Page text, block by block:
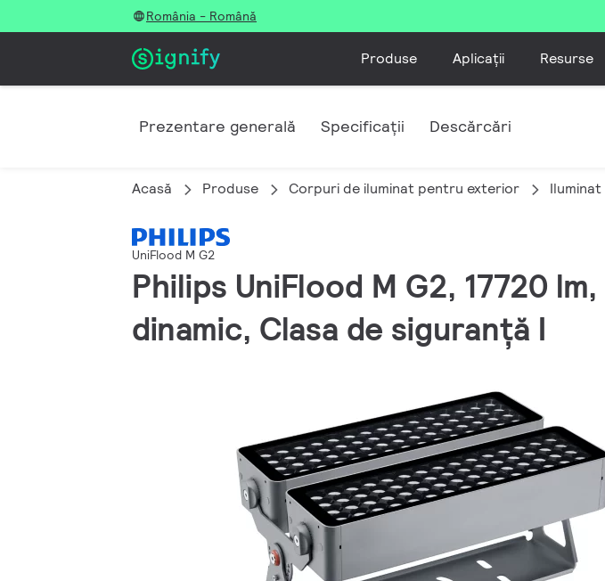
România - Română
Produse Aplicații Resurse
Prezentare generală Specificații Descărcări
Acasă Produse Corpuri de iluminat pentru exterior
UniFlood M G2
Philips UniFlood M G2, 17720
dinamic, Clasa de siguranță I